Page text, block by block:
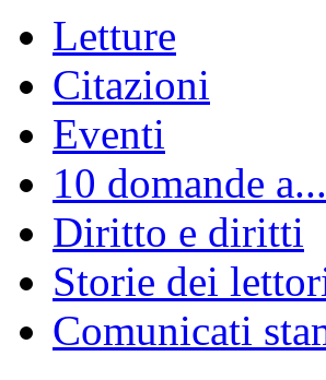
Letture
Citazioni
Eventi
10 domande a...
Diritto e diritti
Storie dei
Comunicati